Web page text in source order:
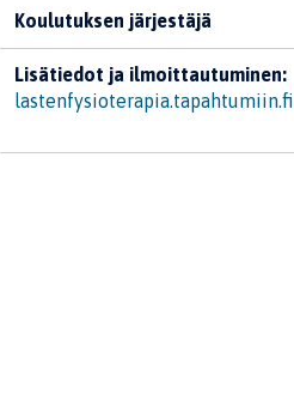
Koulutuksen järjestäjä
Lisätiedot ja ilmoittautuminen:
lastenfysioterapia.tapahtumiin.fi